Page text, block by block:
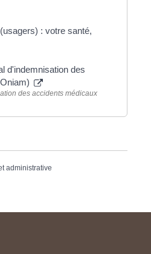
: votre santé,
d'indemnisation des
des accidents médicaux
administrative